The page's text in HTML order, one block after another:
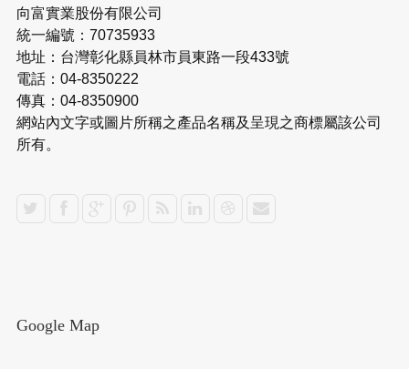
向富實業股份有限公司
統一編號：70735933
地址：台灣彰化縣員林市員東路一段433號
電話：04-8350222
傳真：04-8350900
網站內文字或圖片所稱之產品名稱及呈現之商標屬該公司
所有。
Google Map